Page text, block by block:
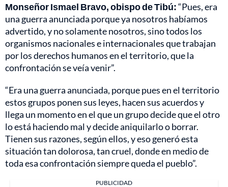
Monseñor Ismael Bravo, obispo de Tibú:“Pues, era
una guerra anunciada porque ya nosotros habíamos
advertido, y no solamente nosotros, sino todos los
organismos nacionales e internacionales que trabajan
por los derechos humanos en el territorio, que la
confrontación se veía venir”.
“Era una guerra anunciada, porque pues en el territorio
estos grupos ponen sus leyes, hacen sus acuerdos y
llega un momento en el que un grupo decide que el otro
lo está haciendo mal y decide aniquilarlo o borrar.
Tienen sus razones, según ellos, y eso generó esta
situación tan dolorosa, tan cruel, donde en medio de
toda esa confrontación siempre queda el pueblo”.
PUBLICIDAD